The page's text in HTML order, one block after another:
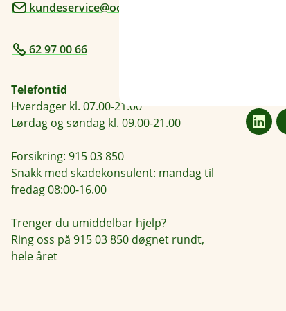
kundeservice@odal-sparebank.no
62 97 00 66
Telefontid
Hverdager kl. 07.00-21.00
Lørdag og søndag kl. 09.00-21.00
Forsikring: 915 03 850
Snakk med skadekonsulent: mandag til
fredag 08:00-16.00
Trenger du umiddelbar hjelp?
Ring oss på 915 03 850 døgnet rundt,
hele året